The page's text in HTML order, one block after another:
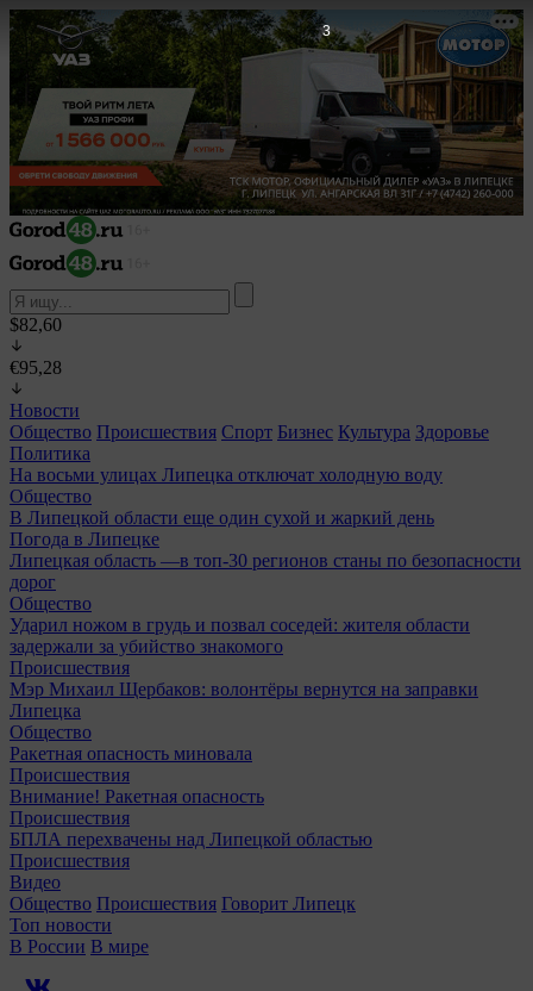
$82,60
€95,28
Новости
Общество Происшествия Спорт Бизнес Культура Здоровье
Политика
На восьми улицах Липецка отключат холодную воду
Общество
В Липецкой области еще один сухой и жаркий день
Погода в Липецке
Липецкая область —в топ-30 регионов станы по безопасности
дорог
Общество
Ударил ножом в грудь и позвал соседей: жителя области
задержали за убийство знакомого
Происшествия
Мэр Михаил Щербаков: волонтёры вернутся на заправки
Липецка
Общество
Ракетная опасность миновала
Происшествия
Внимание! Ракетная опасность
Происшествия
БПЛА перехвачены над Липецкой областью
Происшествия
Видео
Общество Происшествия Говорит Липецк
Топ новости
В России В мире
1